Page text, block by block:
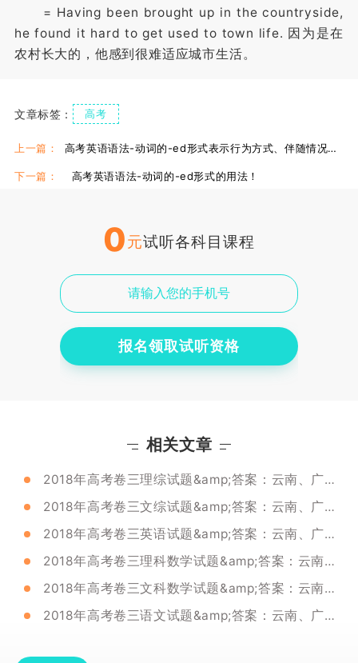
= Having been brought up in the countryside,
he found it hard to get used to town life. 因为是在
农村长大的，他感到很难适应城市生活。
文章标签： 高考
上一篇： 高考英语语法-动词的-ed形式表示行为方式、伴随情况或补充说明
下一篇： 高考英语语法-动词的-ed形式的用法！
0元试听各科目课程
报名领取试听资格
相关文章
2018年高考卷三理综试题&amp;答案：云南、广西、贵州、四川、西藏通用
2018年高考卷三文综试题&amp;答案：云南、广西、贵州、四川、西藏
2018年高考卷三英语试题&amp;答案：云南、广西、贵州、四川、西藏通用
2018年高考卷三理科数学试题&amp;答案：云南、广西、贵州等省份通用！
2018年高考卷三文科数学试题&amp;答案：云南、广西、贵州、四川、西藏
2018年高考卷三语文试题&amp;答案：云南、广西、贵州、四川